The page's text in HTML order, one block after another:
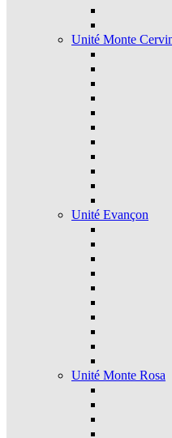
Unité Monte
Unité Evançon
Unité Monte Rosa